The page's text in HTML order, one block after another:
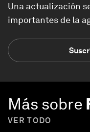
Una actualización
importantes de la
Más sobre
VER TODO